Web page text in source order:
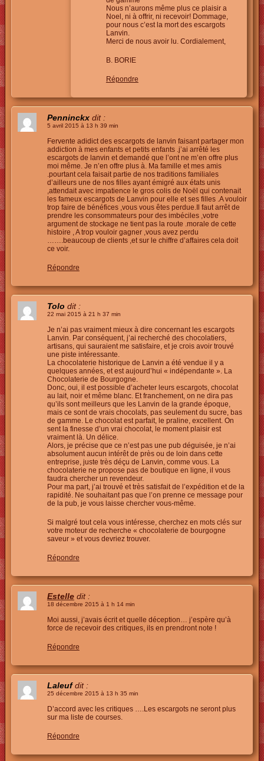
Nous n’aurons même plus ce plaisir a
Noel, ni à offrir, ni recevoir! Dommage,
pour nous c’est la mort des escargots
Lanvin.
Merci de nous avoir lu. Cordialement,
B. BORIE
Répondre
Penninckx dit :
5 avril 2015 à 13 h 39 min
Fervente adidict des escargots de lanvin faisant partager mon
addiction à mes enfants et petits enfants .j’ai arrêté les
escargots de lanvin et demandé que l’ont ne m’en offre plus
moi même. Je n’en offre plus à. Ma famille et mes amis
.pourtant cela faisait partie de nos traditions familiales
d’ailleurs une de nos filles ayant émigré aux états unis
,attendait avec impatience le gros colis de Noël qui contenait
les fameux escargots de Lanvin pour elle et ses filles .A vouloir
trop faire de bénéfices ,vous vous êtes perdue.Il faut arrêt de
prendre les consommateurs pour des imbéciles ,votre
argument de stockage ne tient pas la route .morale de cette
histoire , A trop vouloir gagner ,vous avez perdu
…….beaucoup de clients ,et sur le chiffre d’affaires cela doit
ce voir.
Répondre
Tolo dit :
22 mai 2015 à 21 h 37 min
Je n’ai pas vraiment mieux à dire concernant les escargots
Lanvin. Par conséquent, j’ai recherché des chocolatiers,
artisans, qui sauraient me satisfaire, et je crois avoir trouvé
une piste intéressante.
La chocolaterie historique de Lanvin a été vendue il y a
quelques années, et est aujourd’hui « indépendante ». La
Chocolaterie de Bourgogne.
Donc, oui, il est possible d’acheter leurs escargots, chocolat
au lait, noir et même blanc. Et franchement, on ne dira pas
qu’ils sont meilleurs que les Lanvin de la grande époque,
mais ce sont de vrais chocolats, pas seulement du sucre, bas
de gamme. Le chocolat est parfait, le praline, excellent. On
sent la finesse d’un vrai chocolat, le moment plaisir est
vraiment là. Un délice.
Alors, je précise que ce n’est pas une pub déguisée, je n’ai
absolument aucun intérêt de près ou de loin dans cette
entreprise, juste très déçu de Lanvin, comme vous. La
chocolaterie ne propose pas de boutique en ligne, il vous
faudra chercher un revendeur.
Pour ma part, j’ai trouvé et très satisfait de l’expédition et de la
rapidité. Ne souhaitant pas que l’on prenne ce message pour
de la pub, je vous laisse chercher vous-même.
Si malgré tout cela vous intéresse, cherchez en mots clés sur
votre moteur de recherche « chocolaterie de bourgogne
saveur » et vous devriez trouver.
Répondre
Estelle dit :
18 décembre 2015 à 1 h 14 min
Moi aussi, j’avais écrit et quelle déception… j’espère qu’à
force de recevoir des critiques, ils en prendront note !
Répondre
Laleuf dit :
25 décembre 2015 à 13 h 35 min
D’accord avec les critiques ….Les escargots ne seront plus
sur ma liste de courses.
Répondre